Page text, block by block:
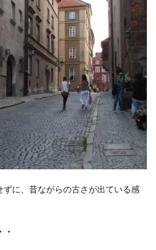
に、昔ながらの古さが出ている感